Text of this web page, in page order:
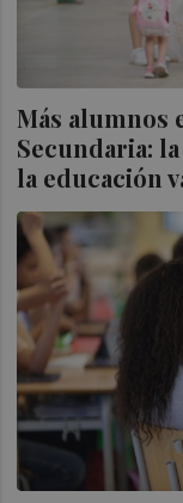
Más alumnos
Secundaria:
la educación